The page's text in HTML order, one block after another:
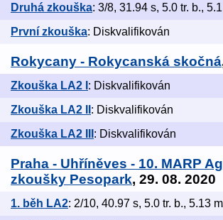
Druhá zkouška: 3/8, 31.94 s, 5.0 tr. b.,
První zkouška: Diskvalifikován
Rokycany - Rokycanská skočná
Zkouška LA2 I : Diskvalifikován
Zkouška LA2 II : Diskvalifikován
Zkouška LA2 III : Diskvalifikován
Praha - Uhříněves - 10. MARP
zkoušky Pesopark, 29. 08. 2020
1. běh LA2: 2/10, 40.97 s, 5.0 tr. b., 5.13